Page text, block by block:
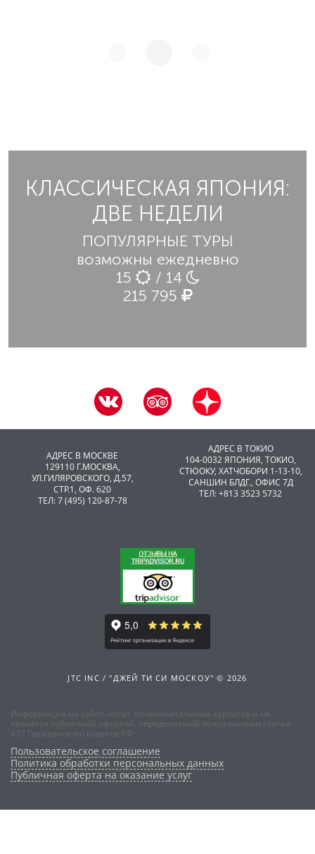
КЛАССИЧЕСКАЯ ЯПОНИЯ:
ДВЕ НЕДЕЛИ
ПОПУЛЯРНЫЕ ТУРЫ
возможны ежедневно
15
/ 14
215 795
АДРЕС В МОСКВЕ
129110 Г.МОСКВА,
УЛ.ГИЛЯРОВСКОГО, Д.57,
СТР.1, ОФ. 620
ТЕЛ: 7 (495) 120-87-78
АДРЕС В ТОКИО
104-0032 ЯПОНИЯ, ТОКИО,
CТЮОКУ, ХАТЧОБОРИ 1-13-10,
САНШИН БЛДГ., ОФИС 7Д
ТЕЛ: +813 3523 5732
JTC INC / "ДЖЕЙ ТИ СИ МОСКОУ" © 2026
Информация на сайте носит ознакомительный характер и не
является публичной офертой, определяемой положениями статьи
437 Гражданского кодекса РФ
Пользовательское соглашение
Политика обработки персональных данных
Публичная оферта на оказание услуг